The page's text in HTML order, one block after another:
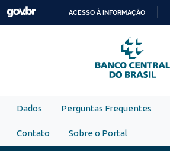
Skip to main content
PARA
O
CONTEÚDO
ACESSO À INFORMAÇÃO
Dados Perguntas Frequentes
Contato Sobre o Portal